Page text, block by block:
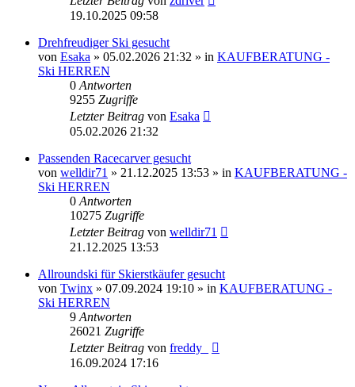
19.10.2025 09:58
Drehfreudiger Ski gesucht
von Esaka » 05.02.2026 21:32 » in KAUFBERATUNG -
Ski HERREN
0 Antworten
9255 Zugriffe
Letzter Beitrag von Esaka
05.02.2026 21:32
Passenden Racecarver gesucht
von welldir71 » 21.12.2025 13:53 » in KAUFBERATUNG -
Ski HERREN
0 Antworten
10275 Zugriffe
Letzter Beitrag von welldir71
21.12.2025 13:53
Allroundski für Skierstkäufer gesucht
von Twinx » 07.09.2024 19:10 » in KAUFBERATUNG -
Ski HERREN
9 Antworten
26021 Zugriffe
Letzter Beitrag von freddy_
16.09.2024 17:16